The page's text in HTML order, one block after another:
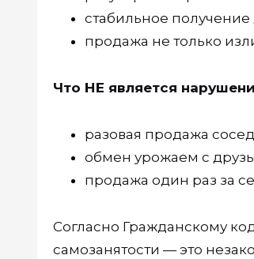
стабильное
продажа не только
Что НЕ является
разовая продажа
обмен урожаем с
продажа один раз за
Согласно Гражданскому
самозанятости — это